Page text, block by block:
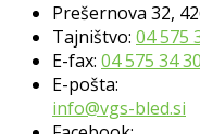
Prešernova 32,
Tajništvo: 04 575
E-fax: 04 575 34 30
E-pošta:
info@vgs-bled.si